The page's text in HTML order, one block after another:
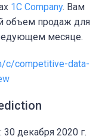
1C Company. Вам
объем продаж для
месяце.
c/competitive-data-
декабря 2020 г.